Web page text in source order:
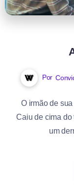
Por
O irmão de
Caiu de cima do
um